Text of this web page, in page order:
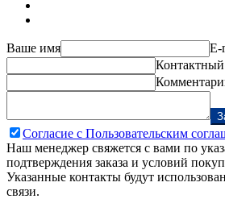
Ваше имя
E-
Согласие с Пользовательским
Наш менеджер свяжется с вами по
подтверждения заказа и условий
Указанные контакты будут
связи.